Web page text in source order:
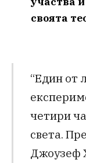
своята
“Един от
четири
света.
Джоузеф